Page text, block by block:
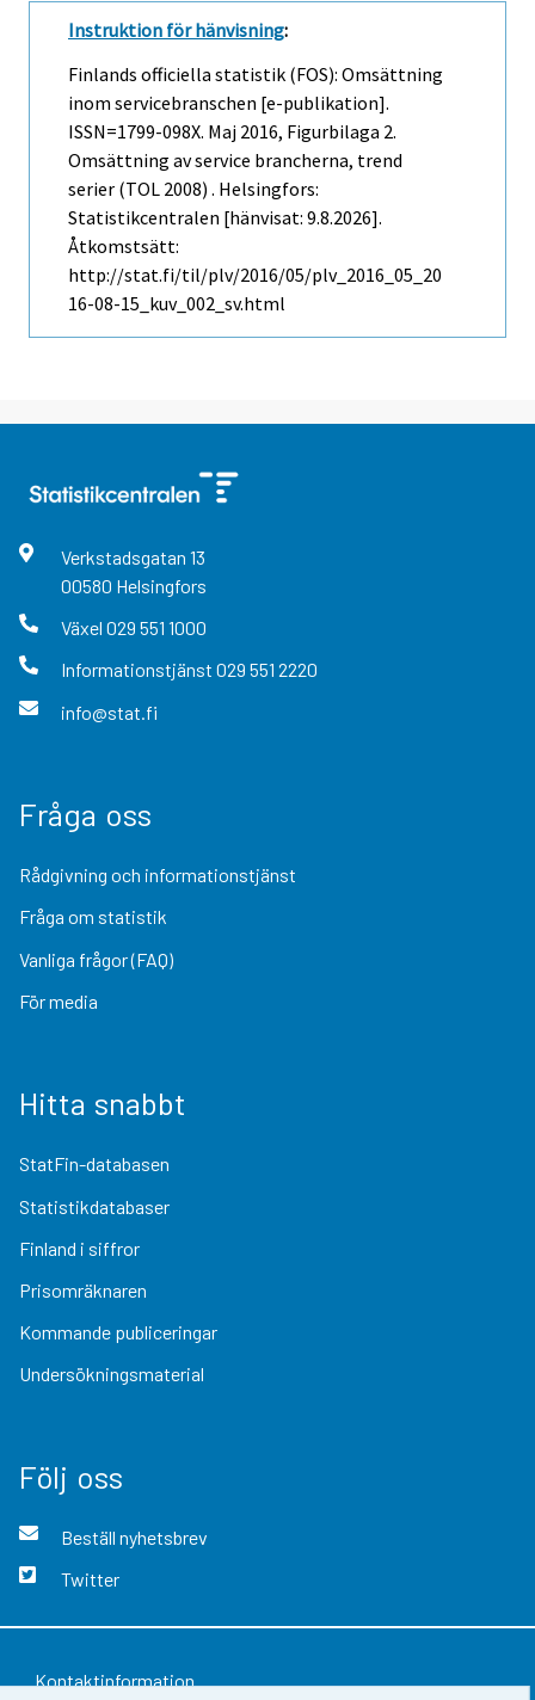
Instruktion för hänvisning:
Finlands officiella statistik (FOS): Omsättning
inom servicebranschen [e-publikation].
ISSN=1799-098X. Maj 2016, Figurbilaga 2.
Omsättning av service brancherna, trend
serier (TOL 2008) . Helsingfors:
Statistikcentralen [hänvisat: 9.8.2026].
Åtkomstsätt:
http://stat.fi/til/plv/2016/05/plv_2016_05_20
16-08-15_kuv_002_sv.html
Verkstadsgatan 13
00580 Helsingfors
Växel 029 551 1000
Informationstjänst 029 551 2220
info@stat.fi
Fråga oss
Rådgivning och informationstjänst
Fråga om statistik
Vanliga frågor (FAQ)
För media
Hitta snabbt
StatFin-databasen
Statistikdatabaser
Finland i siffror
Prisomräknaren
Kommande publiceringar
Undersökningsmaterial
Följ oss
Beställ nyhetsbrev
Twitter
Kontaktinformation